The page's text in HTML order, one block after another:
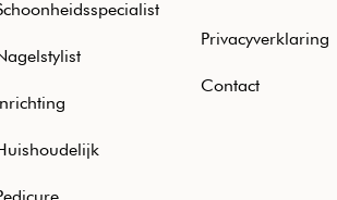
Privacyverklaring
Contact